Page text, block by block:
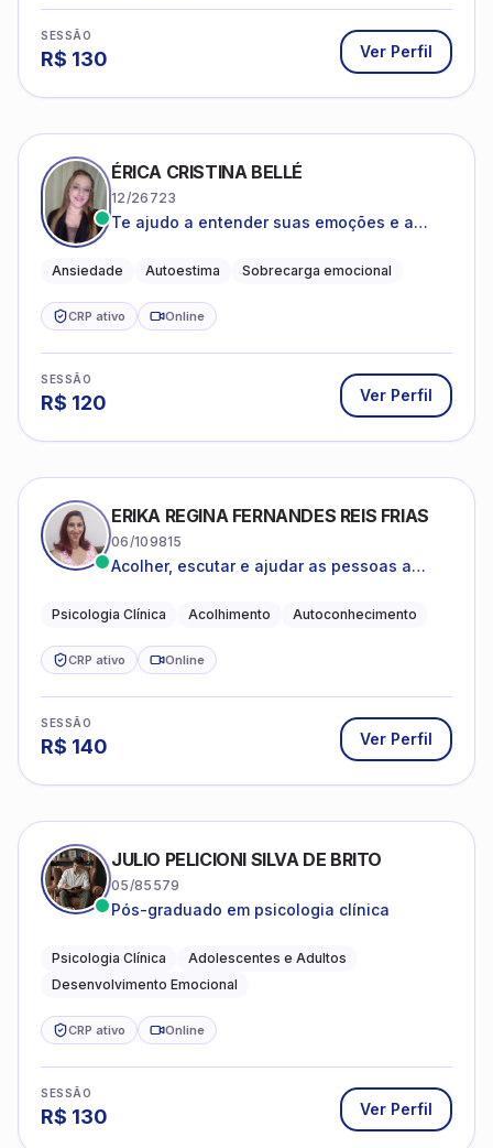
SESSÃO
R$ 130 Ver Perfil
ÉRICA CRISTINA BELLÉ
12/26723
Te ajudo a entender suas emoções e a
que você está vivendo
Ansiedade Autoestima Sobrecarga emocional
CRP ativo Online
SESSÃO
R$ 120 Ver Perfil
ERIKA REGINA FERNANDES REIS FRIAS
06/109815
Acolher, escutar e ajudar as pessoas a
Psicologia Clínica Acolhimento Autoconhecimento
CRP ativo Online
SESSÃO
R$ 140 Ver Perfil
JULIO PELICIONI SILVA DE BRITO
05/85579
Pós-graduado em psicologia clínica
Psicologia Clínica
Adolescentes e Adultos
Desenvolvimento Emocional
CRP ativo Online
SESSÃO
R$ 130 Ver Perfil